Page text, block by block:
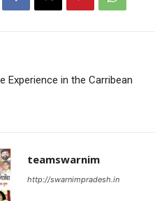
Experience in the Carribean
teamswarnim
http://swarnimpradesh.in